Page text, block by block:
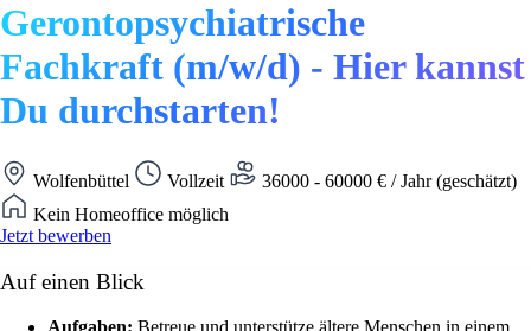
Gerontopsychiatrische
Fachkraft (m/w/d) - Hier kannst
Du durchstarten!
Wolfenbüttel Vollzeit
36000 - 60000 € / Jahr (geschätzt)
Kein Homeoffice möglich
Jetzt bewerben
Auf einen Blick